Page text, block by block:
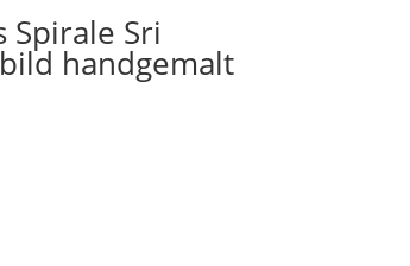
Spirale Sri
handgemalt